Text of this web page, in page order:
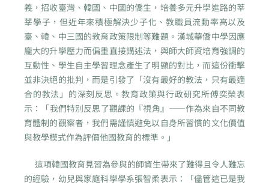
義，招收臺灣、韓國、中國的僑生，培養多元升學進路的莘
莘學子，但近年來積極解決少子化、教職員流動率高以及
臺、韓、中三國的教育政策限制等難題。漢城華僑中學因應
龐大的升學壓力而偏重直接講述法，與師大師資培育強調的
互動性、學生自主學習理念產生了明顯的對比，而這份衝擊
並非決絕的批判，而是引發了「沒有最好的教法，只有最適
合的教法」的深刻反思。教育政策與行政研究所傅奕榮表
示：「我們特別反思了觀課的『視角』——作為來自不同教
育體制的觀察者，我們需謹慎避免以自身所習慣的文化價值
與教學模式作為評價他國教育的標準。」
這項韓國教育見習為參與的師資生帶來了難得且令人難忘
的經驗，幼兒與家庭科學學系張智柔表示：「儘管這已是我